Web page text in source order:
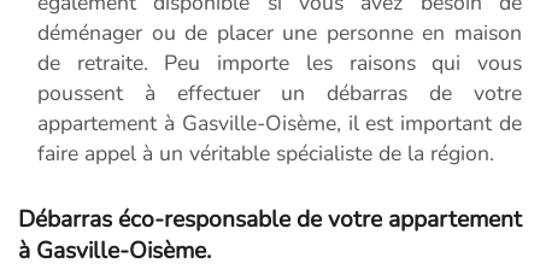
déménager ou de placer une personne en maison
de retraite. Peu importe les raisons qui vous
poussent à effectuer un débarras de votre
appartement à Gasville-Oisème, il est important de
faire appel à un véritable spécialiste de la région.
Débarras éco-responsable de votre appartement
à Gasville-Oisème.